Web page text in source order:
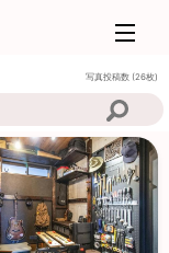
写真投稿数 (26枚)